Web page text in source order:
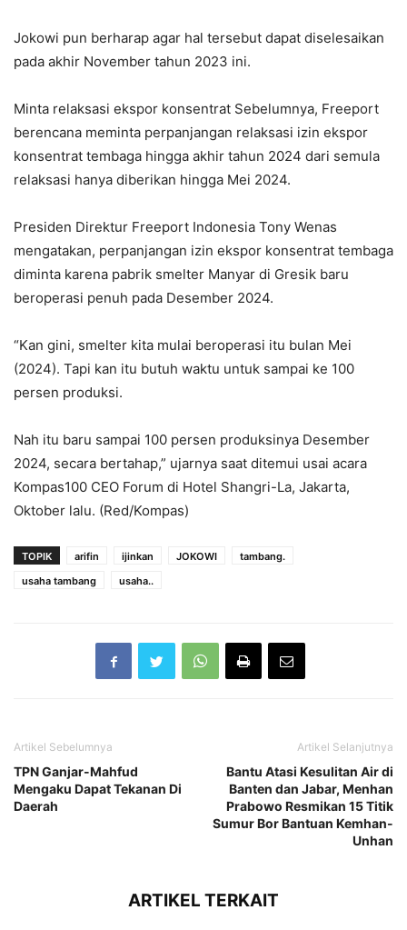
Jokowi pun berharap agar hal tersebut dapat diselesaikan
pada akhir November tahun 2023 ini.
Minta relaksasi ekspor konsentrat Sebelumnya, Freeport
berencana meminta perpanjangan relaksasi izin ekspor
konsentrat tembaga hingga akhir tahun 2024 dari semula
relaksasi hanya diberikan hingga Mei 2024.
Presiden Direktur Freeport Indonesia Tony Wenas
mengatakan, perpanjangan izin ekspor konsentrat tembaga
diminta karena pabrik smelter Manyar di Gresik baru
beroperasi penuh pada Desember 2024.
“Kan gini, smelter kita mulai beroperasi itu bulan Mei
(2024). Tapi kan itu butuh waktu untuk sampai ke 100
persen produksi.
Nah itu baru sampai 100 persen produksinya Desember
2024, secara bertahap,” ujarnya saat ditemui usai acara
Kompas100 CEO Forum di Hotel Shangri-La, Jakarta,
Oktober lalu. (Red/Kompas)
TOPIK arifin ijinkan JOKOWI
tambang.
usaha tambang
usaha..
Artikel Sebelumnya
TPN Ganjar-Mahfud
Mengaku Dapat Tekanan Di
Daerah
Artikel Selanjutnya
Bantu Atasi Kesulitan Air di
Banten dan Jabar, Menhan
Prabowo Resmikan 15 Titik
Sumur Bor Bantuan Kemhan-
Unhan
ARTIKEL TERKAIT